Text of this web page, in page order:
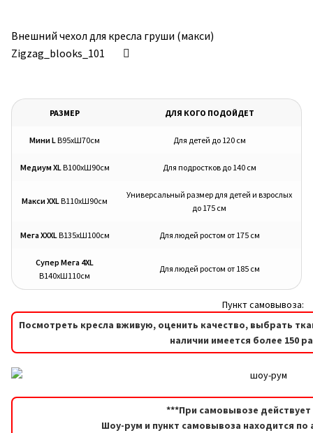
Внешний чехол для кресла груши (макси)
Zigzag_blooks_101
РАЗМЕР ДЛЯ КОГО ПОДОЙДЕТ
Мини L В95хШ70см Для детей до 120 см
Медиум XL В100хШ90см Для подростков до 140 см
Макси XXL В110хШ90см
Универсальный размер для детей и взрослых
до 175 см
Мега XXXL В135хШ100см Для людей ростом от 175 см
Супер Мега 4XL
В140хШ110см
Для людей ростом от 185 см
Пункт самовывоза:
Посмотреть кресла вживую, оценить качество, выбрать
наличии имеется более 150
***При самовывозе
Шоу-рум и пункт самовывоза находится по